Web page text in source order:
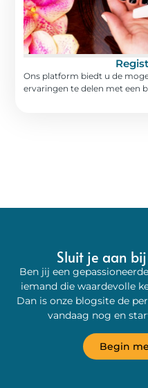
Ons platform biedt u de
ervaringen te delen met een
Sluit je aan
Ben jij een
iemand die waardevolle
Dan is onze blogsite de
vandaag nog en
Begin